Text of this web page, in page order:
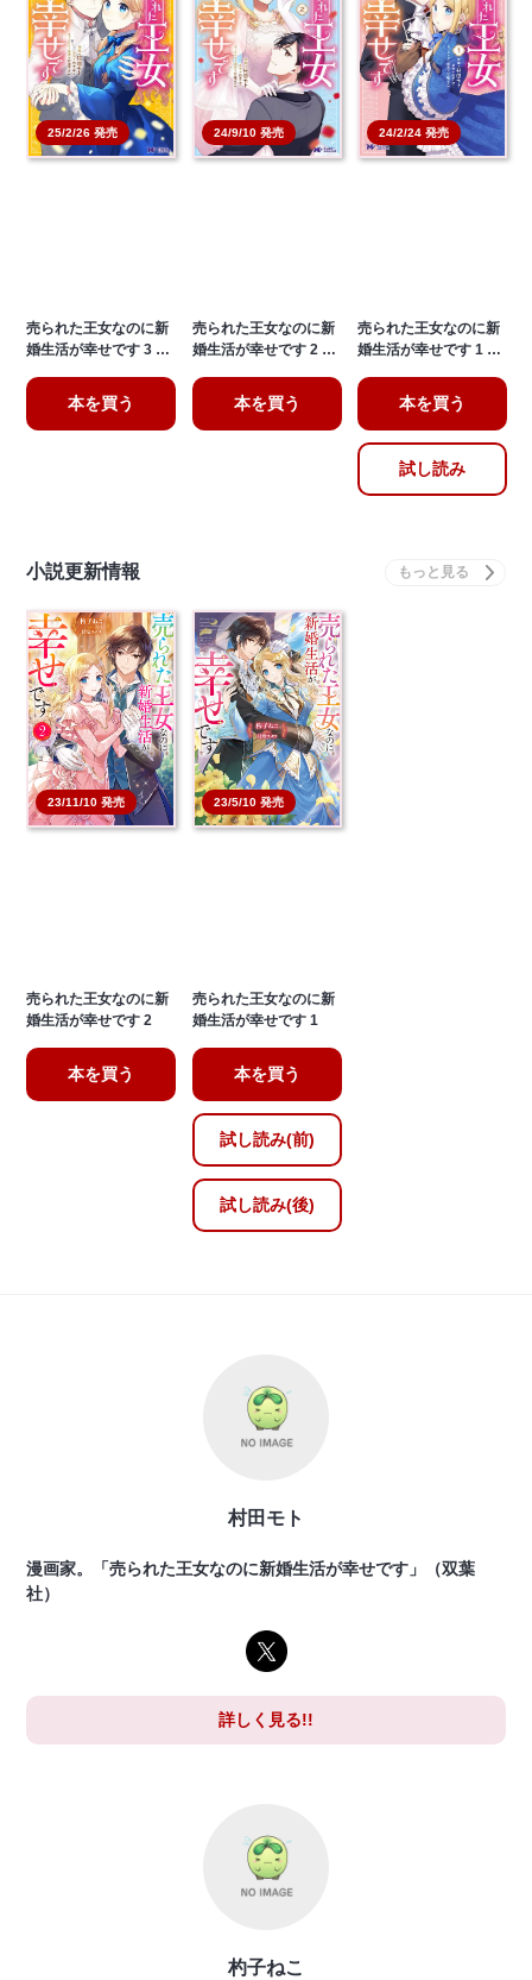
25/2/26 発売
売られた王女なのに新
婚生活が幸せです 3 …
本を買う
24/9/10 発売
売られた王女なのに新
婚生活が幸せです 2 …
本を買う
24/2/24 発売
売られた王女なのに新
婚生活が幸せです 1 …
本を買う
試し読み
小説更新情報
23/11/10 発売
売られた王女なのに新
婚生活が幸せです 2
本を買う
23/5/10 発売
売られた王女なのに新
婚生活が幸せです 1
本を買う
試し読み(前)
試し読み(後)
村田モト
漫画家。「売られた王女なのに新婚生活が幸せです」（双葉
社）
詳しく見る!!
杓子ねこ